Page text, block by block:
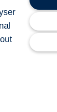
les lasers et
et les